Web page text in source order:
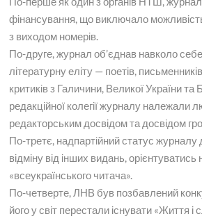
фінансування, що виключало
з виходом номерів.
По-друге, журнал об’єднав навколо
літературну еліту — поетів,
критиків з Галичини, Великої України та
редакційної колегії журналу належали
редакторським досвідом та досвідом
По-третє, надпартійний статус журналу
відміну від інших видань,
«всеукраїнського читача».
По-четверте, ЛНВ був позбавлений
його у світ перестали існувати «Життя і